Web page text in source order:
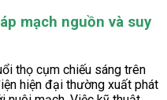
mạch nguồn và suy
thọ cụm chiếu sáng trên
hiện đại thường xuất phát